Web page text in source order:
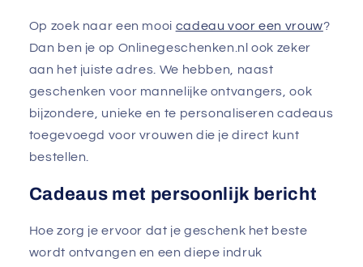
Op zoek naar een mooi cadeau voor een vrouw?
Dan ben je op Onlinegeschenken.nl ook zeker
aan het juiste adres. We hebben, naast
geschenken voor mannelijke ontvangers, ook
bijzondere, unieke en te personaliseren cadeaus
toegevoegd voor vrouwen die je direct kunt
bestellen.
Cadeaus met persoonlijk bericht
Hoe zorg je ervoor dat je geschenk het beste
wordt ontvangen en een diepe indruk